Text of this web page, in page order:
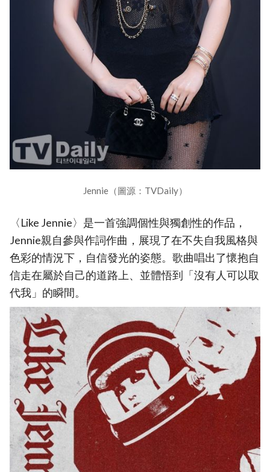
Jennie（圖源：TVDaily）
〈Like Jennie〉是一首強調個性與獨創性的作品，
Jennie親自參與作詞作曲，展現了在不失自我風格與
色彩的情況下，自信發光的姿態。歌曲唱出了懷抱自
信走在屬於自己的道路上、並體悟到「沒有人可以取
代我」的瞬間。